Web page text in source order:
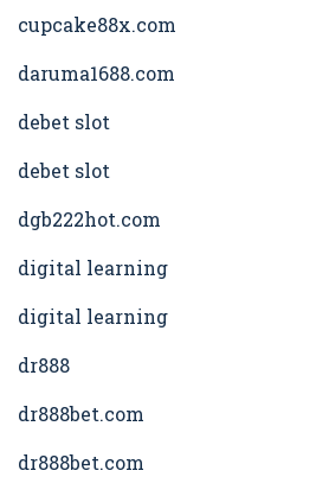
cupcake88x.com
daruma1688.com
debet slot
debet slot
dgb222hot.com
digital learning
digital learning
dr888
dr888bet.com
dr888bet.com